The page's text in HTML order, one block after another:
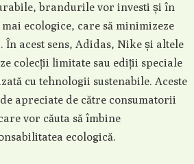
brandurile vor investi și în
ecologice, care să minimizeze
În acest sens, Adidas, Nike și altele
colecții limitate sau ediții speciale
cu tehnologii sustenabile. Aceste
apreciate de către consumatorii
vor căuta să îmbine
ecologică.